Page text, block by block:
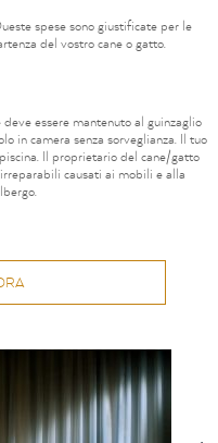
spese sono giustificate per le
del vostro cane o gatto.
essere mantenuto al guinzaglio
in camera senza sorveglianza. Il tuo
Il proprietario del cane/gatto
causati ai mobili e alla